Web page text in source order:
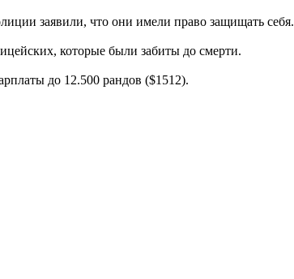
заявили, что они имели право защищать себя.
которые были забиты до смерти.
до 12.500 рандов ($1512).